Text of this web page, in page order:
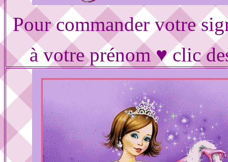
Pour commander votre
à votre prénom ♥ clic